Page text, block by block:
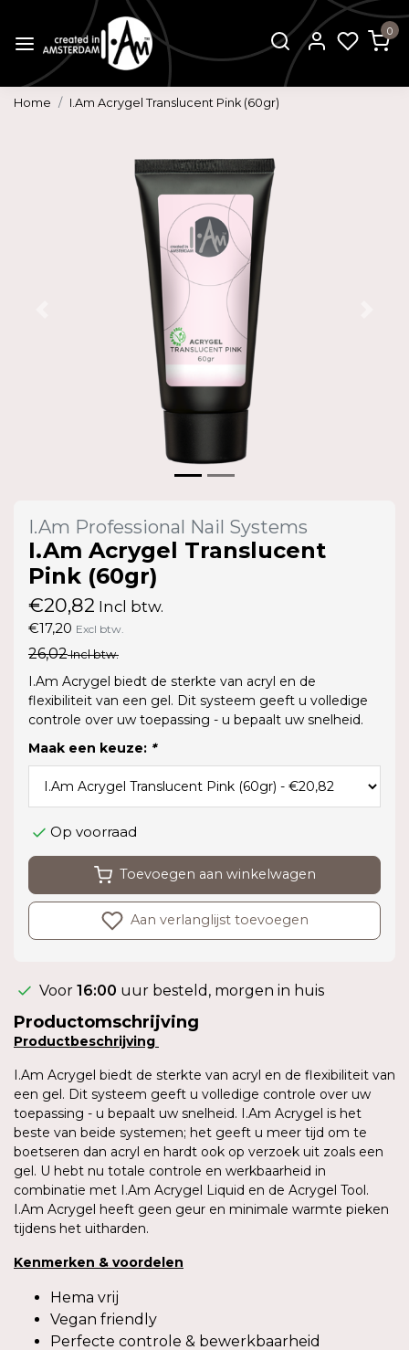
0
Home I.Am Acrygel Translucent Pink (60gr)
I.Am Professional Nail Systems
I.Am Acrygel Translucent
Pink (60gr)
€20,82 Incl btw.
€17,20 Excl btw.
26,02Incl btw.
I.Am Acrygel biedt de sterkte van acryl en de
flexibiliteit van een gel. Dit systeem geeft u volledige
controle over uw toepassing - u bepaalt uw snelheid.
Maak een keuze: *
Op voorraad
Toevoegen aan winkelwagen
Aan verlanglijst toevoegen
Voor 16:00 uur besteld, morgen in huis
Productomschrijving
Productbeschrijving
I.Am Acrygel biedt de sterkte van acryl en de flexibiliteit van
een gel. Dit systeem geeft u volledige controle over uw
toepassing - u bepaalt uw snelheid. I.Am Acrygel is het
beste van beide systemen; het geeft u meer tijd om te
boetseren dan acryl en hardt ook op verzoek uit zoals een
gel. U hebt nu totale controle en werkbaarheid in
combinatie met I.Am Acrygel Liquid en de Acrygel Tool.
I.Am Acrygel heeft geen geur en minimale warmte pieken
tijdens het uitharden.
Kenmerken & voordelen
Hema vrij
Vegan friendly
Perfecte controle & bewerkbaarheid